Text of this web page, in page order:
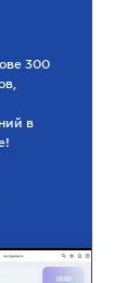
300
в